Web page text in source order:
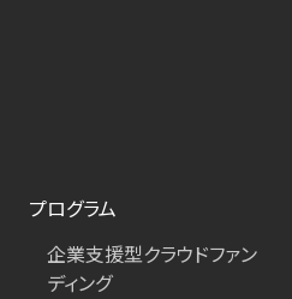
プログラム
企業支援型クラウドファン
ディング